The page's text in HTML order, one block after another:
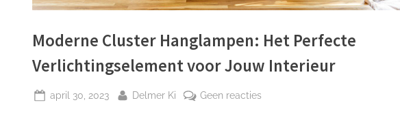
Moderne Cluster Hanglampen: Het Perfecte
Verlichtingselement voor Jouw Interieur
Geplaatst
april 30, 2023 Door
Delmer Ki Geen reacties